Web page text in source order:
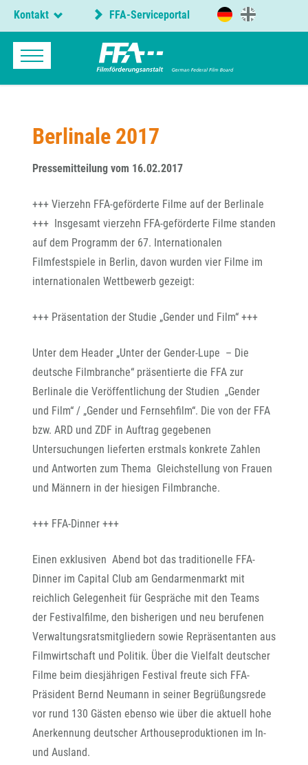
Kontakt FFA-Serviceportal
Berlinale 2017
Pressemitteilung vom 16.02.2017
+++ Vierzehn FFA-geförderte Filme auf der Berlinale
+++ Insgesamt vierzehn FFA-geförderte Filme standen
auf dem Programm der 67. Internationalen
Filmfestspiele in Berlin, davon wurden vier Filme im
internationalen Wettbewerb gezeigt:
+++ Präsentation der Studie „Gender und Film“ +++
Unter dem Header „Unter der Gender-Lupe – Die
deutsche Filmbranche“ präsentierte die FFA zur
Berlinale die Veröffentlichung der Studien „Gender
und Film“ / „Gender und Fernsehfilm“. Die von der FFA
bzw. ARD und ZDF in Auftrag gegebenen
Untersuchungen lieferten erstmals konkrete Zahlen
und Antworten zum Thema Gleichstellung von Frauen
und Männern in der hiesigen Filmbranche.
+++ FFA-Dinner +++
Einen exklusiven Abend bot das traditionelle FFA-
Dinner im Capital Club am Gendarmenmarkt mit
reichlich Gelegenheit für Gespräche mit den Teams
der Festivalfilme, den bisherigen und neu berufenen
Verwaltungsratsmitgliedern sowie Repräsentanten aus
Filmwirtschaft und Politik. Über die Vielfalt deutscher
Filme beim diesjährigen Festival freute sich FFA-
Präsident Bernd Neumann in seiner Begrüßungsrede
vor rund 130 Gästen ebenso wie über die aktuell hohe
Anerkennung deutscher Arthouseproduktionen im In-
und Ausland.